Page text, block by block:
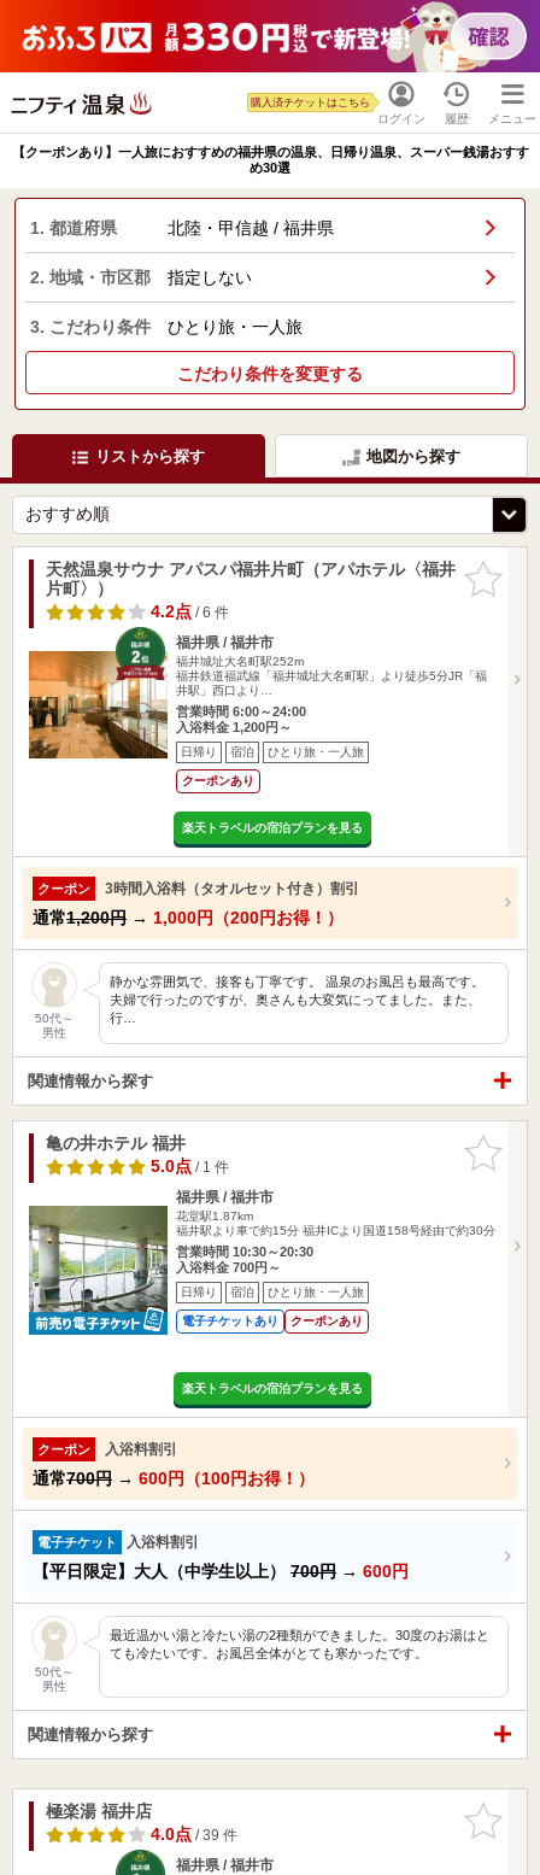
ログイン
購入済チケットはこちら
履歴 メニュー
【クーポンあり】一人旅におすすめの福井県の温泉、日帰り温泉、スーパー銭湯おすす
め30選
1. 都道府県 北陸・甲信越 / 福井県
2. 地域・市区郡 指定しない
3. こだわり条件 ひとり旅・一人旅
こだわり条件を変更する
リストから探す 地図から探す
お気に入
りに追加
天然温泉サウナ アパスパ福井片町（アパホテル〈福井
片町〉）
4.2点/ 6 件
福井県 / 福井市
福井城址大名町駅252m
福井鉄道福武線「福井城址大名町駅」より徒歩5分JR「福
井駅」西口より…
営業時間 6:00～24:00
入浴料金 1,200円～
日帰り 宿泊 ひとり旅・一人旅
クーポンあり
楽天トラベルの宿泊プランを見る
クーポン 3時間入浴料（タオルセット付き）割引
通常1,200円 → 1,000円（200円お得！）
50代～
男性
静かな雰囲気で、接客も丁寧です。 温泉のお風呂も最高です。
夫婦で行ったのですが、奥さんも大変気にってました。また、
行…
関連情報から探す
お気に入
りに追加
亀の井ホテル 福井
5.0点/ 1 件
福井県 / 福井市
花堂駅1.87km
福井駅より車で約15分 福井ICより国道158号経由で約30分
営業時間 10:30～20:30
入浴料金 700円～
日帰り 宿泊 ひとり旅・一人旅
電子チケットあり クーポンあり
楽天トラベルの宿泊プランを見る
クーポン 入浴料割引
通常700円 → 600円（100円お得！）
電子チケット 入浴料割引
【平日限定】大人（中学生以上） 700円 → 600円
50代～
男性
最近温かい湯と冷たい湯の2種類ができました。30度のお湯はと
ても冷たいです。お風呂全体がとても寒かったです。
関連情報から探す
お気に入
りに追加
極楽湯 福井店
4.0点/ 39 件
福井県 / 福井市